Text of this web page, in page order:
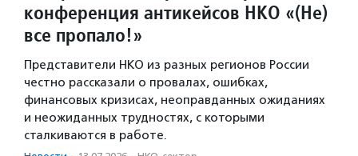
конференция антикейсов НКО «(Не)
все пропало!»
Представители НКО из разных регионов России
честно рассказали о провалах, ошибках,
финансовых кризисах, неоправданных ожиданиях
и неожиданных трудностях, с которыми
сталкиваются в работе.